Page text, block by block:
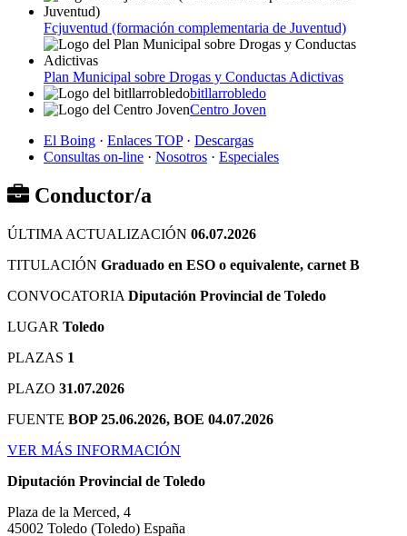
Fcjuventud (formación complementaria de Juventud)
Plan Municipal sobre Drogas y Conductas Adictivas
bitllarrobledo
Centro Joven
El Boing · Enlaces TOP· Descargas
Consultas on-line · Nosotros · Especiales
Conductor/a
ÚLTIMA ACTUALIZACIÓN 06.07.2026
TITULACIÓN Graduado en ESO o equivalente, carnet B
CONVOCATORIA Diputación Provincial de Toledo
LUGAR Toledo
PLAZAS 1
PLAZO 31.07.2026
FUENTE BOP 25.06.2026, BOE 04.07.2026
VER MÁS INFORMACIÓN
Diputación Provincial de Toledo
Plaza de la Merced, 4
45002 Toledo (Toledo) España